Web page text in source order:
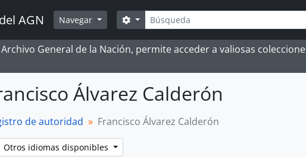
AGN Navegar Búsqueda
Search options
General de la Nación, permite acceder a valiosas
Álvarez Calderón
de autoridad Francisco Álvarez Calderón
Otros idiomas disponibles